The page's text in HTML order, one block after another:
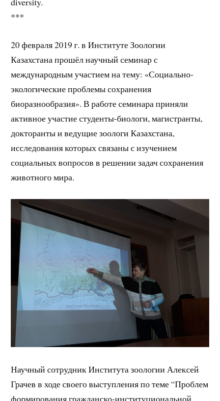
***
20 февраля 2019 г. в Институте Зоологии
Казахстана прошёл научный семинар с
международным участием на тему: «Социально-
экологические проблемы сохранения
биоразнообразия». В работе семинара приняли
активное участие студенты-биологи, магистранты,
докторанты и ведущие зоологи Казахстана,
исследования которых связаны с изучением
социальных вопросов в решении задач сохранения
животного мира.
Научный сотрудник Института зоологии Алексей
Грачев в ходе своего выступления по теме “Проблем
формирования гражданско-институциональной